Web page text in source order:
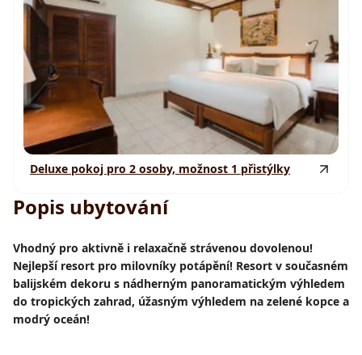
Deluxe pokoj pro 2 osoby, možnost 1 přistýlky
Popis ubytování
Vhodný pro aktivně i relaxačně strávenou dovolenou!
Nejlepší resort pro milovníky potápění! Resort v současném
balijském dekoru s nádherným panoramatickým výhledem
do tropických zahrad, úžasným výhledem na zelené kopce a
modrý oceán!